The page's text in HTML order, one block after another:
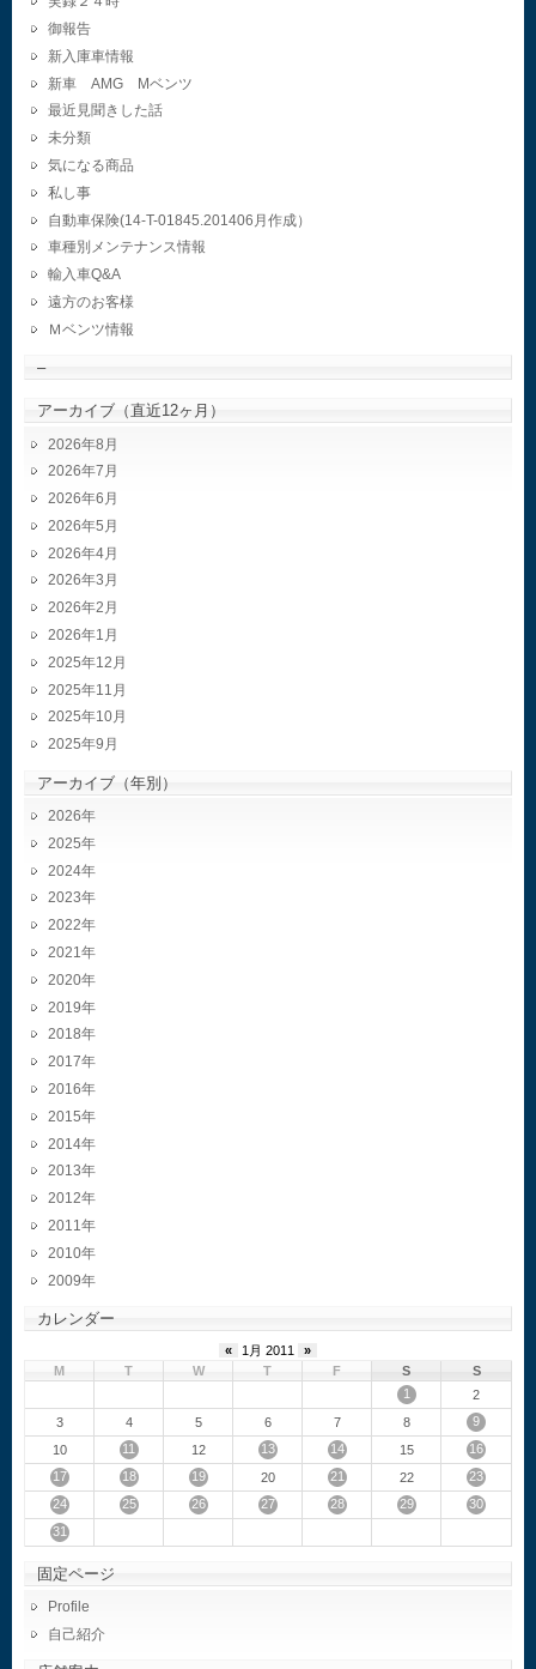
御報告
新入庫車情報
新車 AMG Mベンツ
最近見聞きした話
未分類
気になる商品
私し事
自動車保険(14-T-01845.201406月作成）
車種別メンテナンス情報
輸入車Q&A
遠方のお客様
Ｍベンツ情報
–
アーカイブ（直近12ヶ月）
2026年8月
2026年7月
2026年6月
2026年5月
2026年4月
2026年3月
2026年2月
2026年1月
2025年12月
2025年11月
2025年10月
2025年9月
アーカイブ（年別）
2026
2025
2024
2023
2022
2021
2020
2019
2018
2017
2016
2015
2014
2013
2012
2011
2010
2009
カレンダー
« 1月 2011
»
M
T W T F S
S
1
2
3
4 5 6 7 8
9
10
11 12 13 14 15
16
17
18 19 20 21 22
23
24
25 26 27 28 29
30
31
固定ページ
Profile
自己紹介